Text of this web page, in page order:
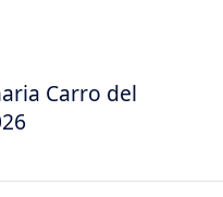
Carro del